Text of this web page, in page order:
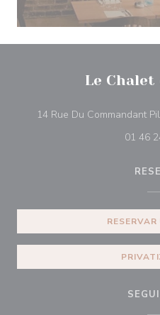
Le
14 Rue Du Commandant
01 46